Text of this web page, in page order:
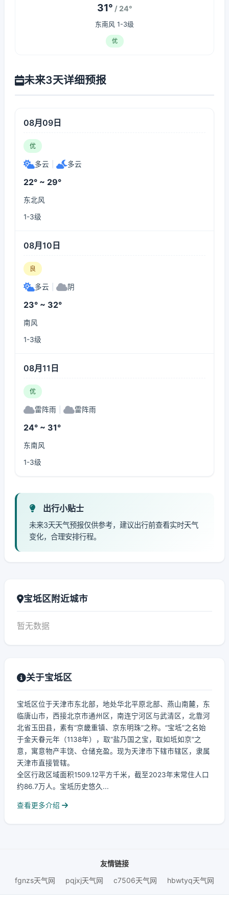
31° / 24°
东南风 1-3级
优
未来3天详细预报
08月09日
优
多云 多云
22° ~ 29°
东北风
1-3级
08月10日
良
多云 阴
23° ~ 32°
南风
1-3级
08月11日
优
雷阵雨 雷阵雨
24° ~ 31°
东南风
1-3级
出行小贴士
未来3天天气预报仅供参考，建议出行前查看实时天气
变化，合理安排行程。
宝坻区附近城市
暂无数据
关于宝坻区
宝坻区位于天津市东北部，地处华北平原北部、燕山南麓，东
临唐山市，西接北京市通州区，南连宁河区与武清区，北靠河
北省玉田县，素有“京畿重镇、京东明珠”之称。“宝坻”之名始
于金天眷元年（1138年），取“盐乃国之宝，取如坻如京”之
意，寓意物产丰饶、仓储充盈。现为天津市下辖市辖区，隶属
天津市直接管辖。
全区行政区域面积1509.12平方千米，截至2023年末常住人口
约86.7万人。宝坻历史悠久...
查看更多介绍
友情链接
fgnzs天气网
pqjxj天气网 c7506天气网 hbwtyq天气网